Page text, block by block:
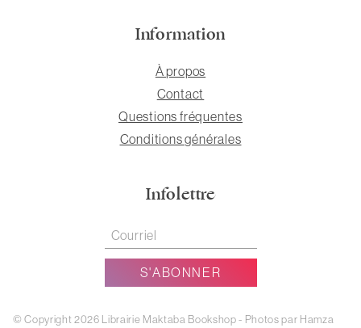
Information
À propos
Contact
Questions fréquentes
Conditions générales
Infolettre
© Copyright 2026 Librairie Maktaba Bookshop - Photos par Hamza